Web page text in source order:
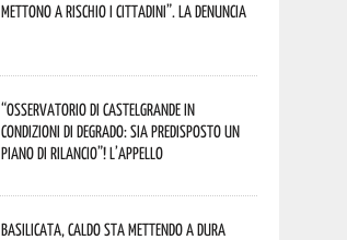
mettono a rischio i cittadini”. La denuncia
“Osservatorio di Castelgrande in
condizioni di degrado: sia predisposto un
piano di rilancio”! L’appello
Basilicata, caldo sta mettendo a dura